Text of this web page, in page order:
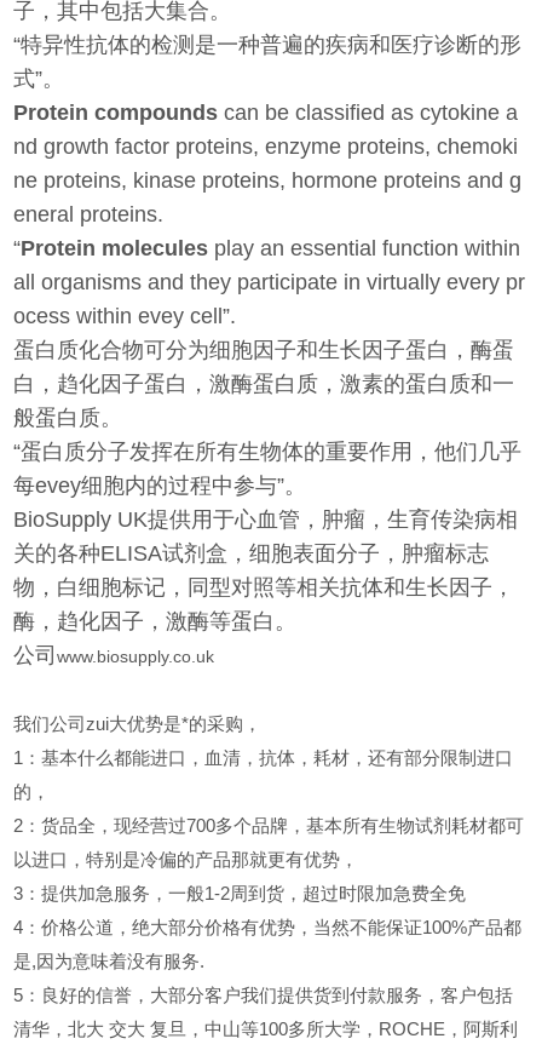
子，其中包括大集合。
“特异性抗体的检测是一种普遍的疾病和医疗诊断的形
式”。
Protein compounds can be classified as cytokine a
nd growth factor proteins, enzyme proteins, chemoki
ne proteins, kinase proteins, hormone proteins and g
eneral proteins.
“Protein molecules play an essential function within
all organisms and they participate in virtually every pr
ocess within evey cell”.
蛋白质化合物可分为细胞因子和生长因子蛋白，酶蛋
白，趋化因子蛋白，激酶蛋白质，激素的蛋白质和一
般蛋白质。
“蛋白质分子发挥在所有生物体的重要作用，他们几乎
每evey细胞内的过程中参与”。
BioSupply UK提供用于心血管，肿瘤，生育传染病相
关的各种ELISA试剂盒，细胞表面分子，肿瘤标志
物，白细胞标记，同型对照等相关抗体和生长因子，
酶，趋化因子，激酶等蛋白。
公司www.biosupply.co.uk
我们公司zui大优势是*的采购，
1
：基本什么都能进口，血清，抗体，耗材，还有部分限制进口
的，
2 ：货品全，现经营过700多个品牌，基本所有生物试剂耗材都可
以进口，特别是冷偏的产品那就更有优势，
3 ：提供加急服务，一般1-2周到货，超过时限加急费全免
4 ：价格公道，绝大部分价格有优势，当然不能保证100%产品都
是,因为意味着没有服务.
5 ：良好的信誉，大部分客户我们提供货到付款服务，客户包括
清华，北大 交大 复旦，中山等100多所大学，ROCHE，阿斯利